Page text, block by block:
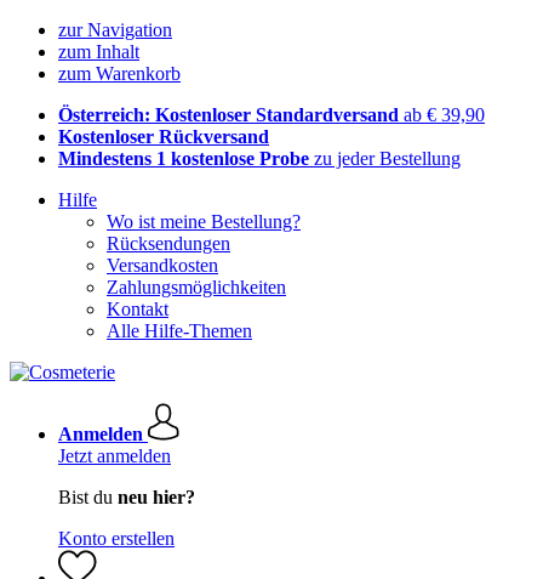
zur Navigation
zum Inhalt
zum Warenkorb
Österreich: Kostenloser Standardversand ab € 39,90
Kostenloser Rückversand
Mindestens 1 kostenlose Probe zu jeder Bestellung
Hilfe
Wo ist meine Bestellung?
Rücksendungen
Versandkosten
Zahlungsmöglichkeiten
Kontakt
Alle Hilfe-Themen
Anmelden
Jetzt anmelden
Bist du neu hier?
Konto erstellen